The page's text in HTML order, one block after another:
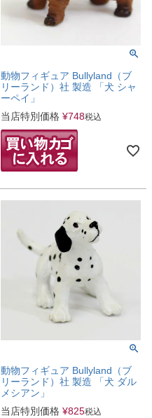
動物フィギュア Bullyland（ブ
リーランド）社 製造 「犬 シャ
ーペイ」
当店特別価格 ¥748税込
動物フィギュア Bullyland（ブ
リーランド）社 製造 「犬 ダル
メシアン」
当店特別価格 ¥825税込